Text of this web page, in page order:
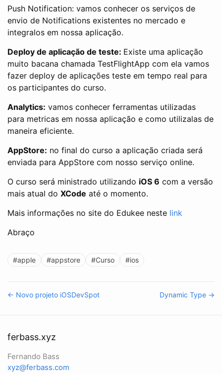
Push Notification: vamos conhecer os serviços de
envio de Notifications existentes no mercado e
integralos em nossa aplicação.
Deploy de aplicação de teste: Existe uma aplicação
muito bacana chamada TestFlightApp com ela vamos
fazer deploy de aplicações teste em tempo real para
os participantes do curso.
Analytics: vamos conhecer ferramentas utilizadas
para metricas em nossa aplicação e como utilizalas de
maneira eficiente.
AppStore: no final do curso a aplicação criada será
enviada para AppStore com nosso serviço online.
O curso será ministrado utilizando iOS 6 com a versão
mais atual do XCode até o momento.
Mais informações no site do Edukee neste link
Abraço
#apple #appstore #Curso #ios
← Novo projeto iOSDevSpot Dynamic Type →
ferbass.xyz
Fernando Bass
xyz@ferbass.com